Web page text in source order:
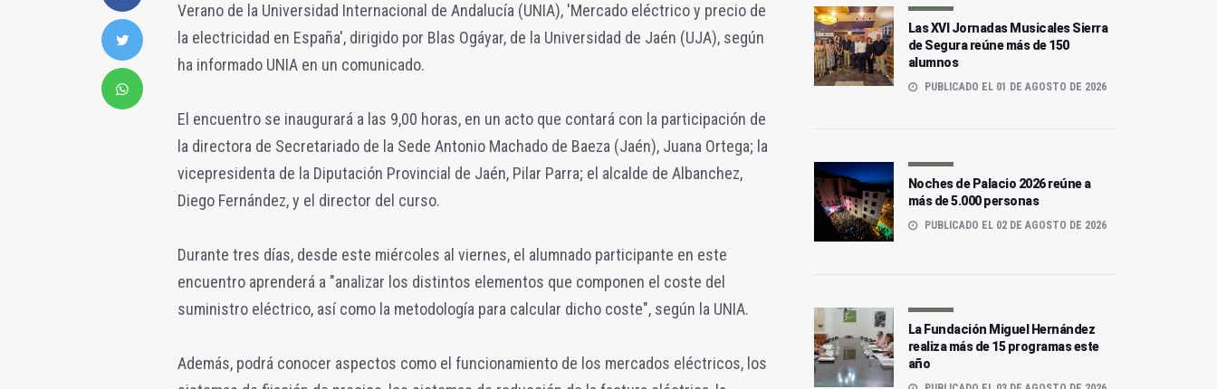
Verano de la Universidad Internacional de Andalucía (UNIA), 'Mercado eléctrico y precio de
la electricidad en España', dirigido por Blas Ogáyar, de la Universidad de Jaén (UJA), según
ha informado UNIA en un comunicado.
El encuentro se inaugurará a las 9,00 horas, en un acto que contará con la participación de
la directora de Secretariado de la Sede Antonio Machado de Baeza (Jaén), Juana Ortega; la
vicepresidenta de la Diputación Provincial de Jaén, Pilar Parra; el alcalde de Albanchez,
Diego Fernández, y el director del curso.
Durante tres días, desde este miércoles al viernes, el alumnado participante en este
encuentro aprenderá a "analizar los distintos elementos que componen el coste del
suministro eléctrico, así como la metodología para calcular dicho coste", según la UNIA.
Además, podrá conocer aspectos como el funcionamiento de los mercados eléctricos, los
Las XVI Jornadas Musicales Sierra
de Segura reúne más de 150
alumnos
PUBLICADO EL 01 DE AGOSTO DE 2026
Noches de Palacio 2026 reúne a
más de 5.000 personas
PUBLICADO EL 02 DE AGOSTO DE 2026
La Fundación Miguel Hernández
realiza más de 15 programas este
año